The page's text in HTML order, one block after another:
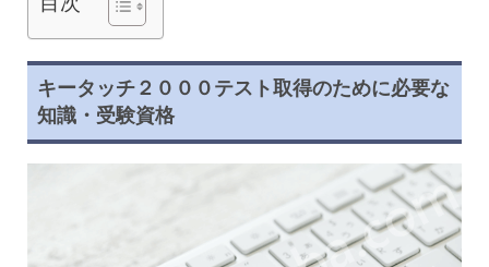
キータッチ２０００テスト取得のために必要な
知識・受験資格